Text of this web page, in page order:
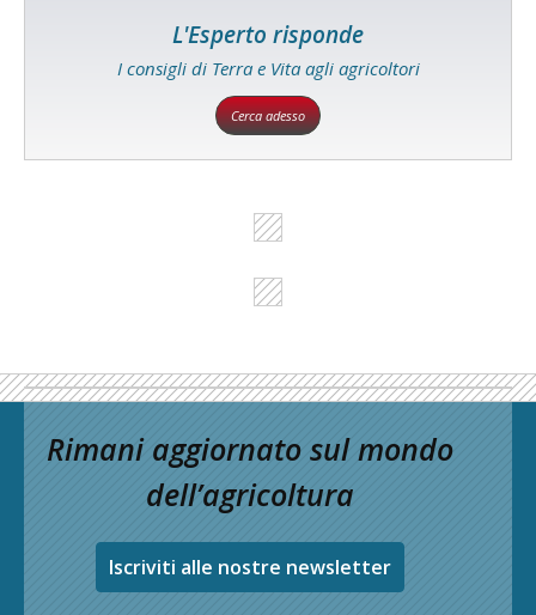
L'Esperto risponde
I consigli di Terra e Vita agli agricoltori
Cerca adesso
Rimani aggiornato sul mondo
dell’agricoltura
Iscriviti alle nostre newsletter